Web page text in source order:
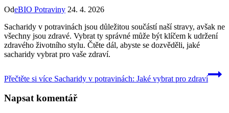
OdeBIO Potraviny 24. 4. 2026
Sacharidy v potravinách jsou důležitou součástí naší stravy, avšak ne
všechny jsou zdravé. Vybrat ty správné může být klíčem k udržení
zdravého životního stylu. Čtěte dál, abyste se dozvěděli, jaké
sacharidy vybrat pro vaše zdraví.
Přečtěte si více Sacharidy v potravinách: Jaké vybrat pro zdraví
Napsat komentář